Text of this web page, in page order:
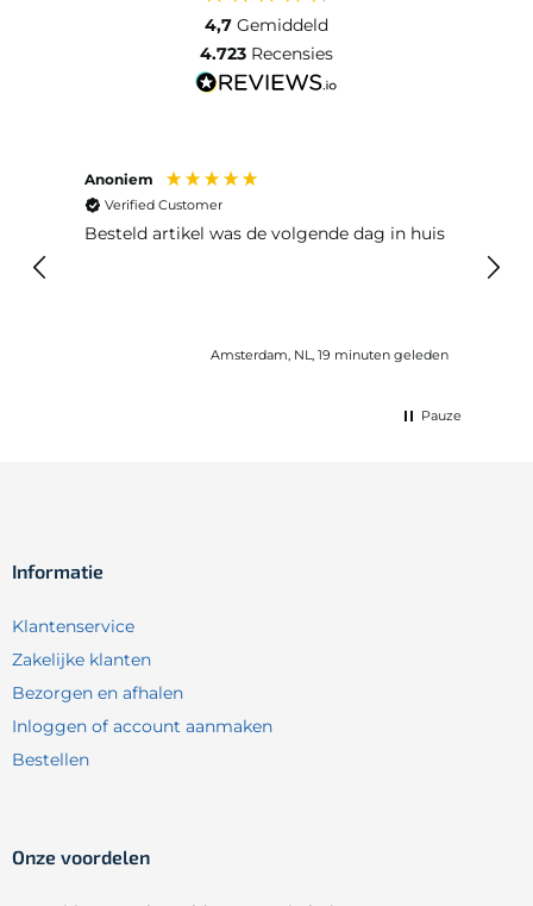
4,7 Gemiddeld
4.723 Recensies
Anoniem
Verified Customer
Besteld artikel was de volgende dag in huis
Amsterdam, NL, 19 minuten geleden
Pauze
Informatie
Klantenservice
Zakelijke klanten
Bezorgen en afhalen
Inloggen of account aanmaken
Bestellen
Onze voordelen